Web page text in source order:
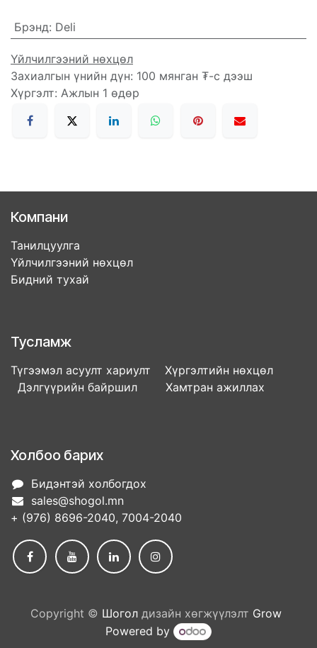
Брэнд: Deli
Үйлчилгээний нөхцөл
Захиалгын үнийн дүн: 100 мянган ₮-с дээш
Хүргэлт: Ажлын 1 өдөр
Компани
Танилцуулга
Үйлчилгээний нөхцөл
Бидний тухай
Тусламж
Түгээмэл асуулт хариулт Хүргэлтийн нөхцөл
Дэлгүүрийн байршил Хамтран ажиллах
Холбоо барих
Бидэнтэй холбогдох
sales@shogol.mn
+ (976) 8696-2040, 7004-2040
Copyright © Шоголдизайн хөгжүүлэлт Grow
Powered by